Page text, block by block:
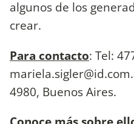
algunos de los
crear.
Para contacto: Tel:
4980, Buenos Aires.